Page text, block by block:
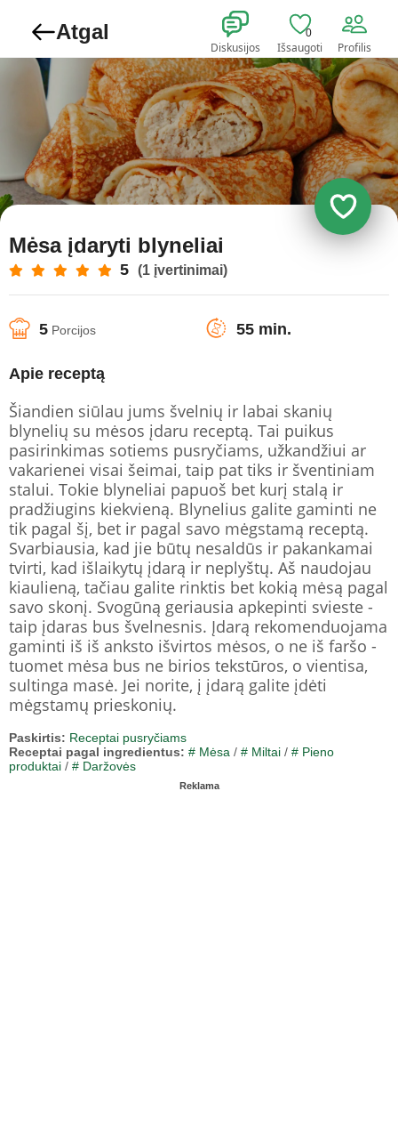
Atgal
Diskusijos
0
Išsaugoti Profilis
Mėsa įdaryti blyneliai
5 (1 įvertinimai)
5 Porcijos 55 min.
Apie receptą
Šiandien siūlau jums švelnių ir labai skanių
blynelių su mėsos įdaru receptą. Tai puikus
pasirinkimas sotiems pusryčiams, užkandžiui ar
vakarienei visai šeimai, taip pat tiks ir šventiniam
stalui. Tokie blyneliai papuoš bet kurį stalą ir
pradžiugins kiekvieną. Blynelius galite gaminti ne
tik pagal šį, bet ir pagal savo mėgstamą receptą.
Svarbiausia, kad jie būtų nesaldūs ir pakankamai
tvirti, kad išlaikytų įdarą ir neplyštų. Aš naudojau
kiaulieną, tačiau galite rinktis bet kokią mėsą pagal
savo skonį. Svogūną geriausia apkepinti svieste -
taip įdaras bus švelnesnis. Įdarą rekomenduojama
gaminti iš iš anksto išvirtos mėsos, o ne iš faršo -
tuomet mėsa bus ne birios tekstūros, o vientisa,
sultinga masė. Jei norite, į įdarą galite įdėti
mėgstamų prieskonių.
Paskirtis: Receptai pusryčiams
Receptai pagal ingredientus: # Mėsa / # Miltai / # Pieno
produktai / # Daržovės
Reklama